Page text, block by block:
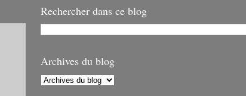
Rechercher dans ce blog
Archives du blog